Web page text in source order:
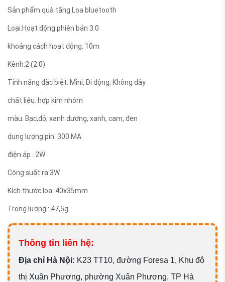
Sản phẩm quà tặng Loa bluetooth
Loại:Hoạt động phiên bản 3.0
khoảng cách hoạt động: 10m
Kênh:2 (2.0)
Tính năng đặc biệt: Mini, Di động, Không dây
chất liệu: hợp kim nhôm
màu: Bạc,đỏ, xanh dương, xanh, cam, đen
dung lượng pin: 300 MA
điện áp : 2W
Công suất:ra 3W
Kích thước loa: 40x35mm
Trọng lượng : 47,5g
Thông tin liên hệ:
Địa chỉ Hà Nội: K23 TT10, đường Foresa 1, Khu đô
thị Xuân Phương, phường Xuân Phương, TP Hà